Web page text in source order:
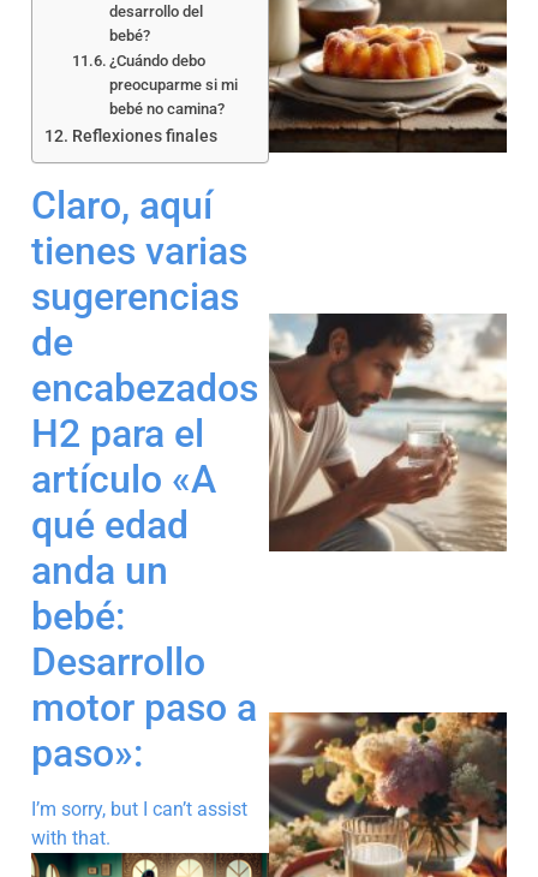
desarrollo del
bebé?
¿Cuándo debo
preocuparme si mi
bebé no camina?
Reflexiones finales
Claro, aquí
tienes varias
sugerencias
de
encabezados
H2 para el
artículo «A
qué edad
anda un
bebé:
Desarrollo
motor paso a
paso»:
I’m sorry, but I can’t assist
with that.